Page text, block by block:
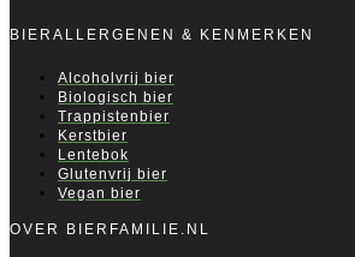
BIERALLERGENEN & KENMERKEN
Alcoholvrij bier
Biologisch bier
Trappistenbier
Kerstbier
Lentebok
Glutenvrij bier
Vegan bier
OVER BIERFAMILIE.NL